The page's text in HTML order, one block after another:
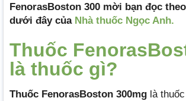
FenorasBoston 300 mời bạn đọc
dưới đây của Nhà thuốc Ngọc Anh.
Thuốc
là thuốc gì?
Thuốc FenorasBoston 300mg là